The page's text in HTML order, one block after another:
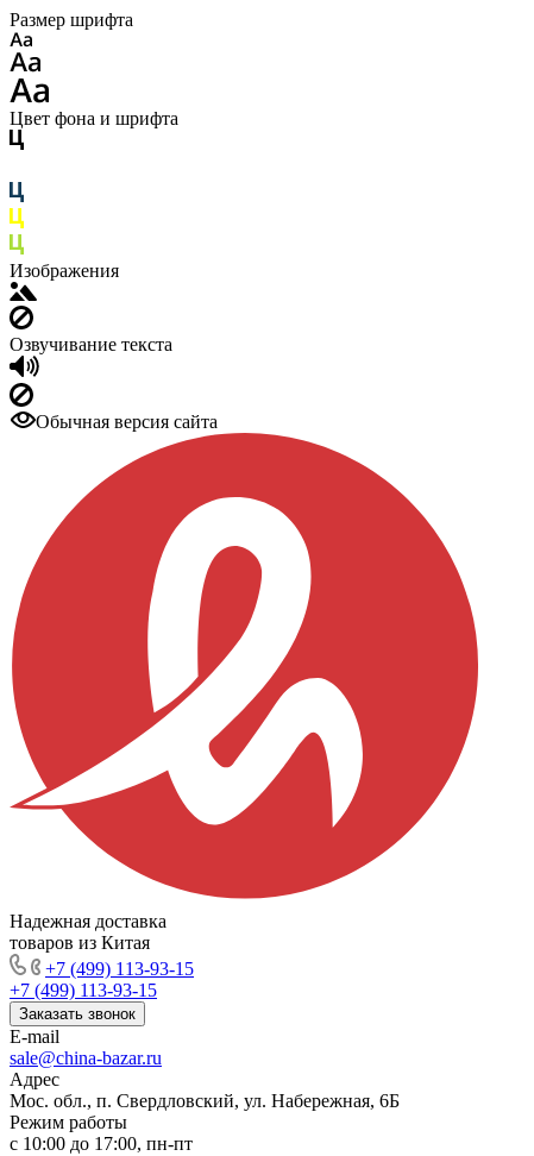
Размер шрифта
Цвет фона и шрифта
Изображения
Озвучивание текста
Обычная версия сайта
Надежная доставка
товаров из Китая
+7 (499) 113-93-15
+7 (499) 113-93-15
Заказать звонок
E-mail
sale@china-bazar.ru
Адрес
Мос. обл., п. Свердловский, ул. Набережная, 6Б
Режим работы
c 10:00 до 17:00, пн-пт